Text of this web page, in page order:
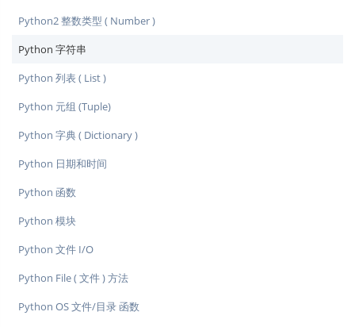
Python2 整数类型 ( Number )
Python 字符串
Python 列表 ( List )
Python 元组 (Tuple)
Python 字典 ( Dictionary )
Python 日期和时间
Python 函数
Python 模块
Python 文件 I/O
Python File ( 文件 ) 方法
Python OS 文件/目录 函数